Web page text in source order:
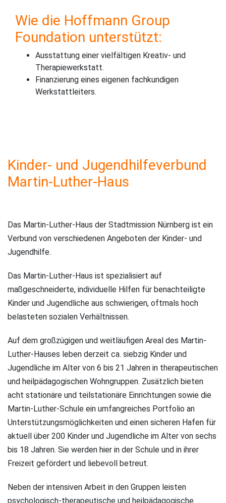
Wie die Hoffmann Group
Foundation unterstützt:
Ausstattung einer vielfältigen Kreativ- und
Therapiewerkstatt.
Finanzierung eines eigenen fachkundigen
Werkstattleiters.
Kinder- und Jugendhilfeverbund
Martin-Luther-Haus
Das Martin-Luther-Haus der Stadtmission Nürnberg ist ein
Verbund von verschiedenen Angeboten der Kinder- und
Jugendhilfe.
Das Martin-Luther-Haus ist spezialisiert auf
maßgeschneiderte, individuelle Hilfen für benachteiligte
Kinder und Jugendliche aus schwierigen, oftmals hoch
belasteten sozialen Verhältnissen.
Auf dem großzügigen und weitläufigen Areal des Martin-
Luther-Hauses leben derzeit ca. siebzig Kinder und
Jugendliche im Alter von 6 bis 21 Jahren in therapeutischen
und heilpädagogischen Wohngruppen. Zusätzlich bieten
acht stationäre und teilstationäre Einrichtungen sowie die
Martin-Luther-Schule ein umfangreiches Portfolio an
Unterstützungsmöglichkeiten und einen sicheren Hafen für
aktuell über 200 Kinder und Jugendliche im Alter von sechs
bis 18 Jahren. Sie werden hier in der Schule und in ihrer
Freizeit gefördert und liebevoll betreut.
Neben der intensiven Arbeit in den Gruppen leisten
psychologisch-therapeutische und heilpädagogische